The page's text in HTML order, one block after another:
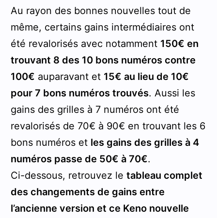
Au rayon des bonnes nouvelles tout de
même, certains gains intermédiaires ont
été revalorisés avec notamment 150€ en
trouvant 8 des 10 bons numéros contre
100€ auparavant et 15€ au lieu de 10€
pour 7 bons numéros trouvés. Aussi les
gains des grilles à 7 numéros ont été
revalorisés de 70€ à 90€ en trouvant les 6
bons numéros et les gains des grilles à 4
numéros passe de 50€ à 70€.
Ci-dessous, retrouvez le tableau complet
des changements de gains entre
l’ancienne version et ce Keno nouvelle